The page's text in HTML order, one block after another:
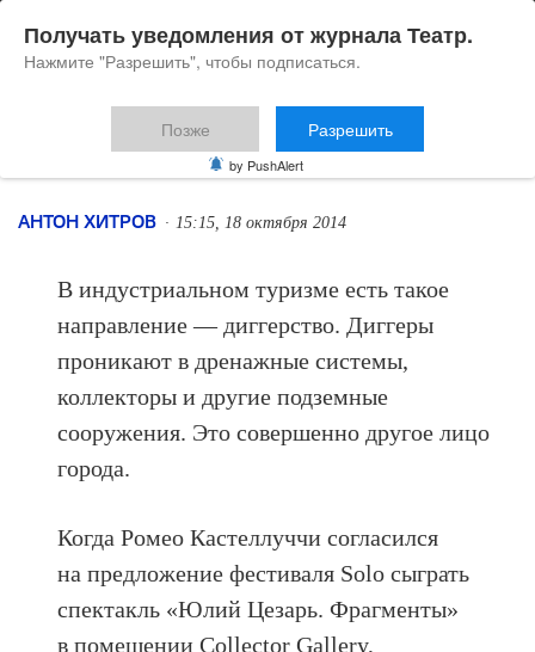
Romeo&Giulio
АНТОН ХИТРОВ 15:15, 18 октября 2014
В индустриальном туризме есть такое
направление — диггерство. Диггеры
проникают в дренажные системы,
коллекторы и другие подземные
сооружения. Это совершенно другое лицо
города.
Когда Ромео Кастеллуччи согласился
на предложение фестиваля Solo сыграть
спектакль «Юлий Цезарь. Фрагменты»
в помещении Collector Gallery,
Получать уведомления от журнала Театр.
Нажмите "Разрешить", чтобы подписаться.
Позже Разрешить
by PushAlert